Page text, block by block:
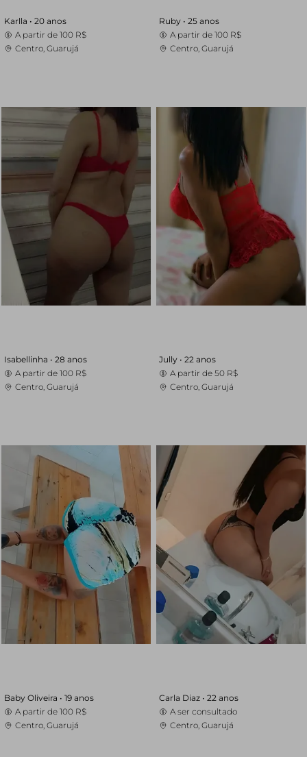
Karlla • 20 anos
A partir de 100 R$
Centro, Guarujá
Ruby • 25 anos
A partir de 100 R$
Centro, Guarujá
Isabellinha • 28 anos
A partir de 100 R$
Centro, Guarujá
Jully • 22 anos
A partir de 50 R$
Centro, Guarujá
Baby Oliveira • 19 anos
A partir de 100 R$
Centro, Guarujá
Carla Diaz • 22 anos
A ser consultado
Centro, Guarujá